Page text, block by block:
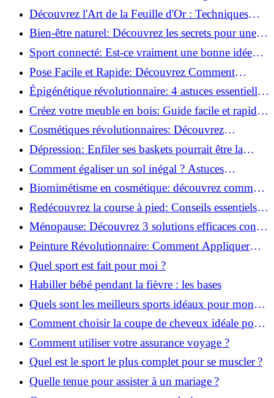
toujours possible!
Découvrez l'Art de la Feuille d'Or : Techniques
Incontournables pour Réussir!
Bien-être naturel: Découvrez les secrets pour une
vie saine!
Sport connecté: Est-ce vraiment une bonne idée
pour vous?
Pose Facile et Rapide: Découvrez Comment
Monter des Carreaux de Béton Cellulaire!
Épigénétique révolutionnaire: 4 astuces essentielles
pour transformer votre bien-être!
Créez votre meuble en bois: Guide facile et rapide
pour débutants!
Cosmétiques révolutionnaires: Découvrez
comment les fermes verticales transforment la
beauté!
Dépression: Enfiler ses baskets pourrait être la
solution!
Comment égaliser un sol inégal ? Astuces
infaillibles pour réussir !
Biomimétisme en cosmétique: découvrez comment
la nature inspire l'avenir des soins beauté!
Redécouvrez la course à pied: Conseils essentiels
pour reprendre!
Ménopause: Découvrez 3 solutions efficaces contre
les bouffées de chaleur!
Peinture Révolutionnaire: Comment Appliquer
Deux Couleurs Sur Une Porte!
Quel sport est fait pour moi ?
Habiller bébé pendant la fièvre : les bases
Quels sont les meilleurs sports idéaux pour mon
enfant ?
Comment choisir la coupe de cheveux idéale pour
votre visage ?
Comment utiliser votre assurance voyage ?
Quel est le sport le plus complet pour se muscler ?
Quelle tenue pour assister à un mariage ?